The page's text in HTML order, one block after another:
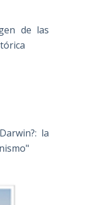
de las
la